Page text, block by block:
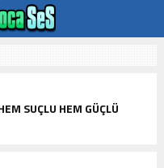
SUÇLU HEM GÜÇLÜ